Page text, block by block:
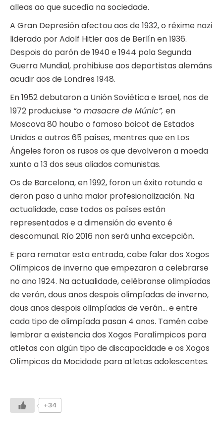
alleas ao que sucedía na sociedade.
A Gran Depresión afectou aos de 1932, o réxime nazi
liderado por Adolf Hitler aos de Berlín en 1936.
Despois do parón de 1940 e 1944 pola Segunda
Guerra Mundial, prohibiuse aos deportistas alemáns
acudir aos de Londres 1948.
En 1952 debutaron a Unión Soviética e Israel, nos de
1972 produciuse “o masacre de Múnic”, en
Moscova 80 houbo o famoso boicot de Estados
Unidos e outros 65 países, mentres que en Los
Ángeles foron os rusos os que devolveron a moeda
xunto a 13 dos seus aliados comunistas.
Os de Barcelona, en 1992, foron un éxito rotundo e
deron paso a unha maior profesionalización. Na
actualidade, case todos os países están
representados e a dimensión do evento é
descomunal. Río 2016 non será unha excepción.
E para rematar esta entrada, cabe falar dos Xogos
Olímpicos de inverno que empezaron a celebrarse
no ano 1924. Na actualidade, celébranse olimpíadas
de verán, dous anos despois olimpíadas de inverno,
dous anos despois olimpíadas de verán… e entre
cada tipo de olimpíada pasan 4 anos. Tamén cabe
lembrar a existencia dos Xogos Paralímpicos para
atletas con algún tipo de discapacidade e os Xogos
Olímpicos da Mocidade para atletas adolescentes.
+34